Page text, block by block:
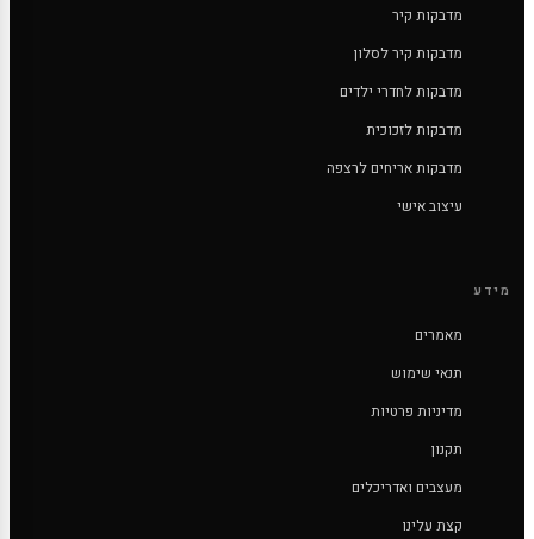
מדבקות קיר
מדבקות קיר לסלון
מדבקות לחדרי ילדים
מדבקות לזכוכית
מדבקות אריחים לרצפה
עיצוב אישי
מידע
מאמרים
תנאי שימוש
מדיניות פרטיות
תקנון
מעצבים ואדריכלים
קצת עלינו